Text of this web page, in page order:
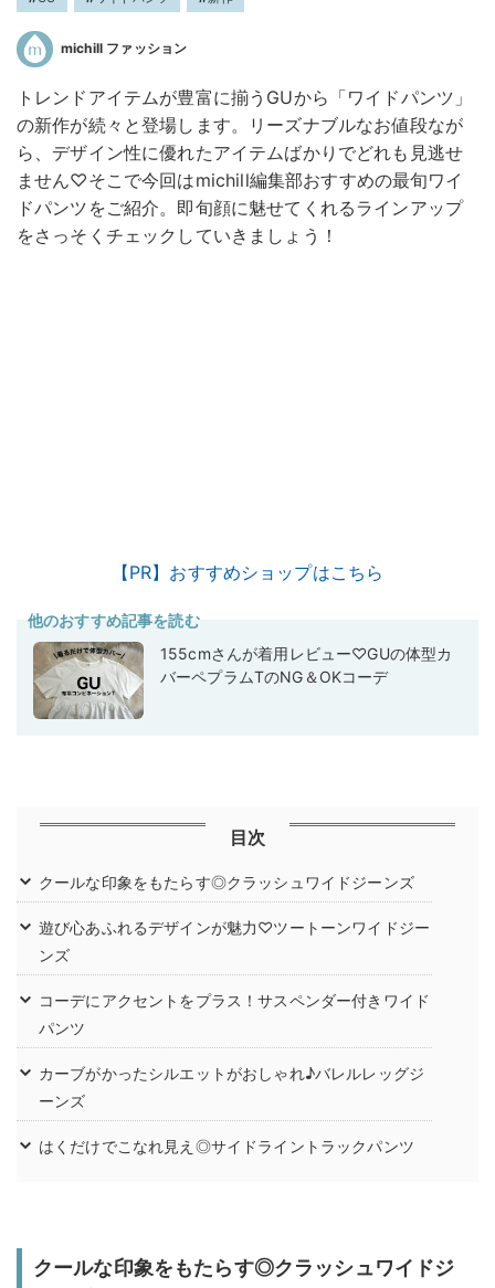
michill ファッション
トレンドアイテムが豊富に揃うGUから「ワイドパンツ」
の新作が続々と登場します。リーズナブルなお値段なが
ら、デザイン性に優れたアイテムばかりでどれも見逃せ
ません♡そこで今回はmichill編集部おすすめの最旬ワイ
ドパンツをご紹介。即旬顔に魅せてくれるラインアップ
をさっそくチェックしていきましょう！
【PR】おすすめショップはこちら
他のおすすめ記事を読む
155cmさんが着用レビュー♡GUの体型カ
バーペプラムTのNG＆OKコーデ
目次
クールな印象をもたらす◎クラッシュワイドジーンズ
遊び心あふれるデザインが魅力♡ツートーンワイドジー
ンズ
コーデにアクセントをプラス！サスペンダー付きワイド
パンツ
カーブがかったシルエットがおしゃれ♪バレルレッグジ
ーンズ
はくだけでこなれ見え◎サイドライントラックパンツ
クールな印象をもたらす◎クラッシュワイドジ